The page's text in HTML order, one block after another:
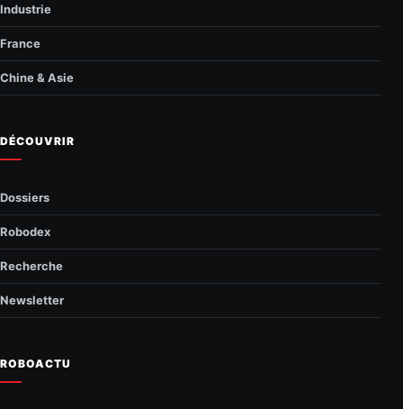
Industrie
France
Chine & Asie
DÉCOUVRIR
Dossiers
Robodex
Recherche
Newsletter
ROBOACTU